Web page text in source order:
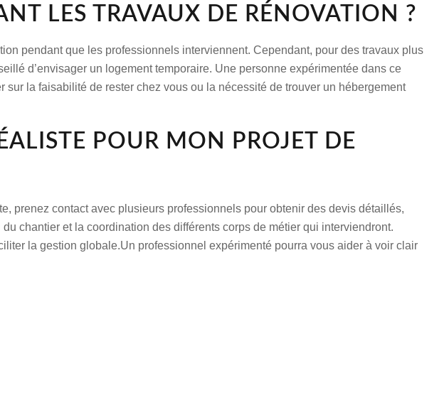
LES TRAVAUX DE RÉNOVATION ?
pendant que les professionnels interviennent. Cependant, pour des travaux plus
d’envisager un logement temporaire. Une personne expérimentée dans ce
la faisabilité de rester chez vous ou la nécessité de trouver un hébergement
POUR MON PROJET DE
prenez contact avec plusieurs professionnels pour obtenir des devis détaillés,
chantier et la coordination des différents corps de métier qui interviendront.
la gestion globale.Un professionnel expérimenté pourra vous aider à voir clair